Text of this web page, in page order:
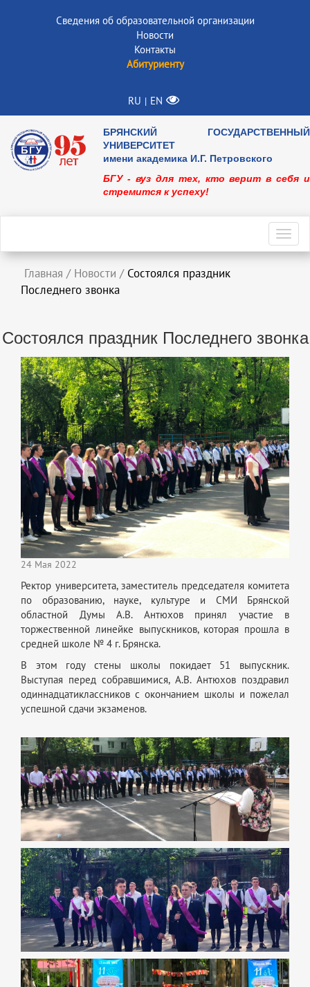
Сведения об образовательной организации
Новости
Контакты
Абитуриенту
RU | EN
БРЯНСКИЙ ГОСУДАРСТВЕННЫЙ
УНИВЕРСИТЕТ
имени академика И.Г. Петровского
БГУ - вуз для тех, кто верит в себя и
стремится к успеху!
Главная / Новости / Состоялся праздник
Последнего звонка
Состоялся праздник Последнего звонка
24 Мая 2022
Ректор университета, заместитель председателя комитета
по образованию, науке, культуре и СМИ Брянской
областной Думы А.В. Антюхов принял участие в
торжественной линейке выпускников, которая прошла в
средней школе № 4 г. Брянска.
В этом году стены школы покидает 51 выпускник.
Выступая перед собравшимися, А.В. Антюхов поздравил
одиннадцатиклассников с окончанием школы и пожелал
успешной сдачи экзаменов.